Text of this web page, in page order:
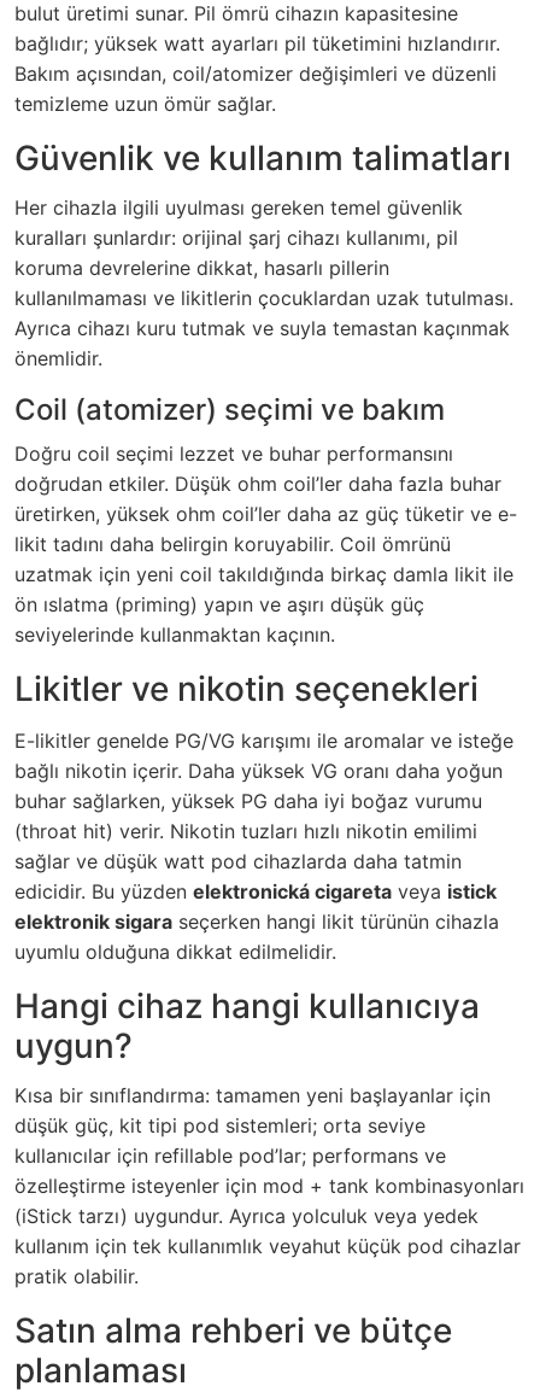
bulut üretimi sunar. Pil ömrü cihazın kapasitesine
bağlıdır; yüksek watt ayarları pil tüketimini hızlandırır.
Bakım açısından, coil/atomizer değişimleri ve düzenli
temizleme uzun ömür sağlar.
Güvenlik ve kullanım talimatları
Her cihazla ilgili uyulması gereken temel güvenlik
kuralları şunlardır: orijinal şarj cihazı kullanımı, pil
koruma devrelerine dikkat, hasarlı pillerin
kullanılmaması ve likitlerin çocuklardan uzak tutulması.
Ayrıca cihazı kuru tutmak ve suyla temastan kaçınmak
önemlidir.
Coil (atomizer) seçimi ve bakım
Doğru coil seçimi lezzet ve buhar performansını
doğrudan etkiler. Düşük ohm coil’ler daha fazla buhar
üretirken, yüksek ohm coil’ler daha az güç tüketir ve e-
likit tadını daha belirgin koruyabilir. Coil ömrünü
uzatmak için yeni coil takıldığında birkaç damla likit ile
ön ıslatma (priming) yapın ve aşırı düşük güç
seviyelerinde kullanmaktan kaçının.
Likitler ve nikotin seçenekleri
E-likitler genelde PG/VG karışımı ile aromalar ve isteğe
bağlı nikotin içerir. Daha yüksek VG oranı daha yoğun
buhar sağlarken, yüksek PG daha iyi boğaz vurumu
(throat hit) verir. Nikotin tuzları hızlı nikotin emilimi
sağlar ve düşük watt pod cihazlarda daha tatmin
edicidir. Bu yüzden elektronická cigareta veya istick
elektronik sigara seçerken hangi likit türünün cihazla
uyumlu olduğuna dikkat edilmelidir.
Hangi cihaz hangi kullanıcıya
uygun?
Kısa bir sınıflandırma: tamamen yeni başlayanlar için
düşük güç, kit tipi pod sistemleri; orta seviye
kullanıcılar için refillable pod’lar; performans ve
özelleştirme isteyenler için mod + tank kombinasyonları
(iStick tarzı) uygundur. Ayrıca yolculuk veya yedek
kullanım için tek kullanımlık veyahut küçük pod cihazlar
pratik olabilir.
Satın alma rehberi ve bütçe
planlaması